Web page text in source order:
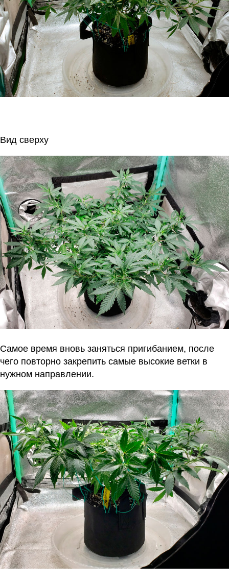
Вид сверху
Самое время вновь заняться пригибанием, после
чего повторно закрепить самые высокие ветки в
нужном направлении.